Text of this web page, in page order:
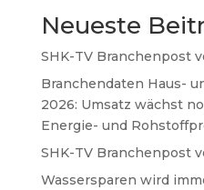
Neueste
SHK-TV Branchenpost
Branchendaten Haus-
2026: Umsatz wächst
Energie- und
SHK-TV Branchenpost
Wassersparen wird